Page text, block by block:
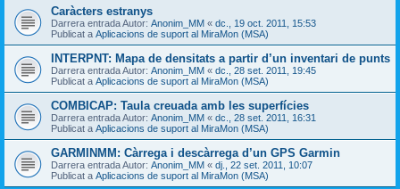
Caràcters estranys
Darrera entrada Autor: Anonim_MM « dc., 19 oct. 2011, 15:53
Publicat a Aplicacions de suport al MiraMon (MSA)
INTERPNT: Mapa de densitats a partir d’un inventari de punts
Darrera entrada Autor: Anonim_MM « dc., 28 set. 2011, 19:45
Publicat a Aplicacions de suport al MiraMon (MSA)
COMBICAP: Taula creuada amb les superfícies
Darrera entrada Autor: Anonim_MM « dc., 28 set. 2011, 16:31
Publicat a Aplicacions de suport al MiraMon (MSA)
GARMINMM: Càrrega i descàrrega d’un GPS Garmin
Darrera entrada Autor: Anonim_MM « dj., 22 set. 2011, 10:07
Publicat a Aplicacions de suport al MiraMon (MSA)